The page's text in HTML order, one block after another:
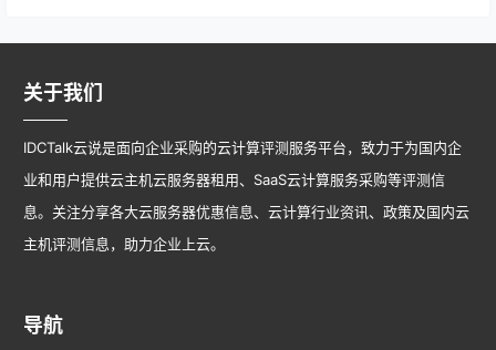
关于我们
IDCTalk云说是面向企业采购的云计算评测服务平台，致力于为国内企
业和用户提供云主机云服务器租用、SaaS云计算服务采购等评测信
息。关注分享各大云服务器优惠信息、云计算行业资讯、政策及国内云
主机评测信息，助力企业上云。
导航